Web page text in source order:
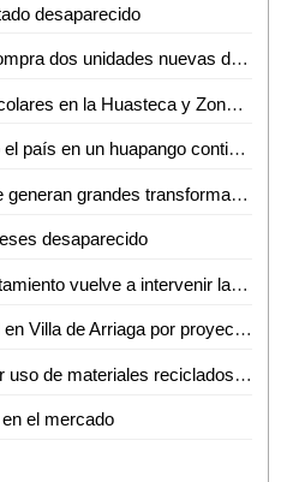
desaparecido
Alcalde vallense propone compra dos unidades nuevas de recolección de basura
Adelantarán vacaciones escolares en la Huasteca y Zona Media por altas temperaturas
Xilitla reunirá a tríos de todo el país en un huapango continuo para lograr un Récord Guinness
Son obras comunitarias que generan grandes transformaciones: presidenta Claudia Sheinbaum
desaparecido
¡Otra vez los baches! Ayuntamiento vuelve a intervenir la avenida Ejército Mexicano
Corte frena cobro municipal en Villa de Arriaga por proyectos federales
San Luis Potosí destaca por uso de materiales reciclados en procesos productivos: INEGI
el mercado